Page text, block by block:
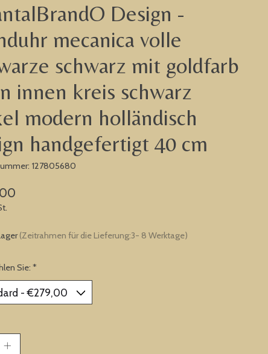
Design -
mecanica volle
schwarz mit goldfarb
innen kreis schwarz
modern holländisch
handgefertigt 40 cm
127805680
(Zeitrahmen für die Lieferung:3- 8 Werktage)
Sie: *